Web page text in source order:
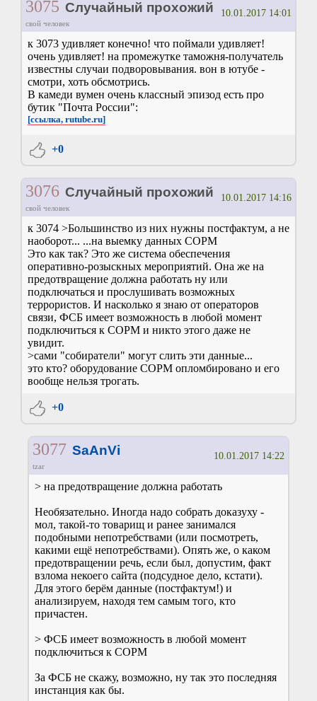
3075 Случайный прохожий
свой человек
10.01.2017 14:01
к 3073 удивляет конечно! что поймали удивляет!
очень удивляет! на промежутке таможня-получатель
известны случаи подворовывания. вон в ютубе -
смотри, хоть обсмотрись.
В камеди вумен очень классный эпизод есть про
бутик "Почта России":
[ссылка, rutube.ru]
+0
3076 Случайный прохожий
свой человек
10.01.2017 14:16
к 3074 >Большинство из них нужны постфактум, а не
наоборот... ...на выемку данных СОРМ
Это как так? Это же система обеспечения
оперативно-розыскных мероприятий. Она же на
предотвращение должна работать ну или
подключаться и прослушивать возможных
террористов. И насколько я знаю от операторов
связи, ФСБ имеет возможность в любой момент
подключиться к СОРМ и никто этого даже не
увидит.
>сами "собиратели" могут слить эти данные...
это кто? оборудование СОРМ опломбировано и его
вообще нельзя трогать.
+0
3077 SaAnVi
tzar
10.01.2017 14:22
> на предотвращение должна работать
Необязательно. Иногда надо собрать доказуху -
мол, такой-то товарищ и ранее занимался
подобными непотребствами (или посмотреть,
какими ещё непотребствами). Опять же, о каком
предотвращении речь, если был, допустим, факт
взлома некоего сайта (подсудное дело, кстати).
Для этого берём данные (постфактум!) и
анализируем, находя тем самым того, кто
причастен.
> ФСБ имеет возможность в любой момент
подключиться к СОРМ
За ФСБ не скажу, возможно, ну так это последняя
инстанция как бы.